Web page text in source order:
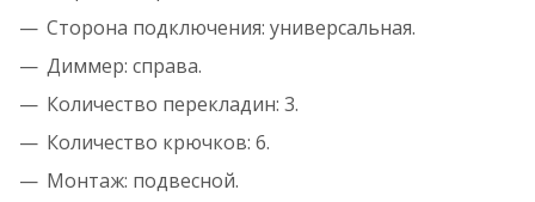
Сторона подключения: универсальная.
Диммер: справа.
Количество перекладин: 3.
Количество крючков: 6.
Монтаж: подвесной.